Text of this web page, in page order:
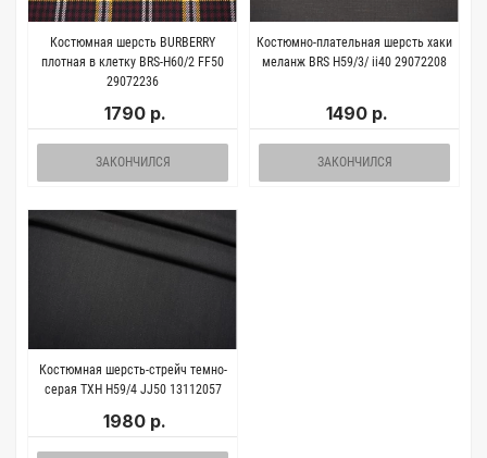
Костюмная шерсть BURBERRY
плотная в клетку BRS-H60/2 FF50
29072236
1790 р.
ЗАКОНЧИЛСЯ
Костюмно-плательная шерсть хаки
меланж BRS H59/3/ ii40 29072208
1490 р.
ЗАКОНЧИЛСЯ
Костюмная шерсть-стрейч темно-
серая TXH H59/4 JJ50 13112057
1980 р.